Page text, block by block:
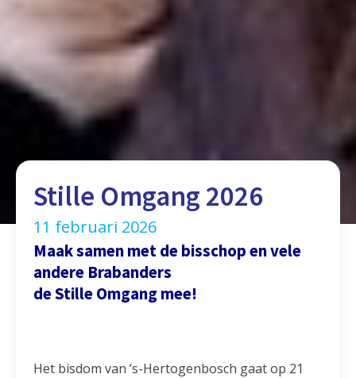
Stille Omgang 2026
11 februari 2026
Maak samen met de bisschop en vele
andere Brabanders
de Stille Omgang mee!
Het bisdom van ‘s-Hertogenbosch gaat op 21